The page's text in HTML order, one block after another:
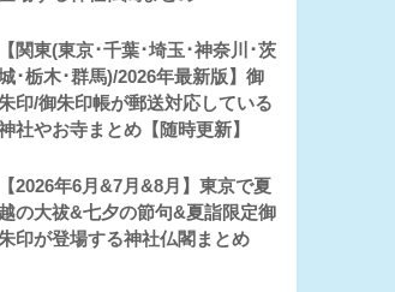
【関東(東京･千葉･埼玉･神奈川･茨
･栃木･群馬)/2026年最新版】御
印/御朱印帳が郵送対応している
社やお寺まとめ【随時更新】
【2026年6月&7月&8月】東京で夏
越の大祓&七夕の節句&夏詣限定御
印が登場する神社仏閣まとめ